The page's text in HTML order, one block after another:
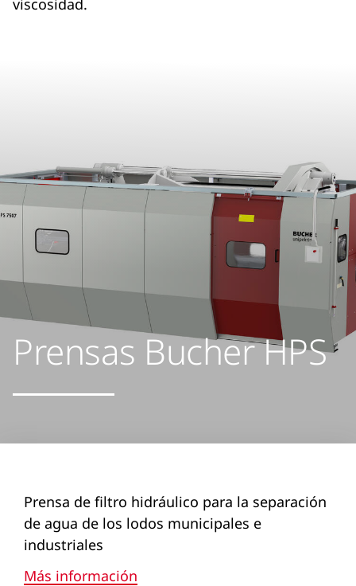
viscosidad.
Prensas Bucher HPS
Prensa de filtro hidráulico para la separación
de agua de los lodos municipales e
industriales
Más información